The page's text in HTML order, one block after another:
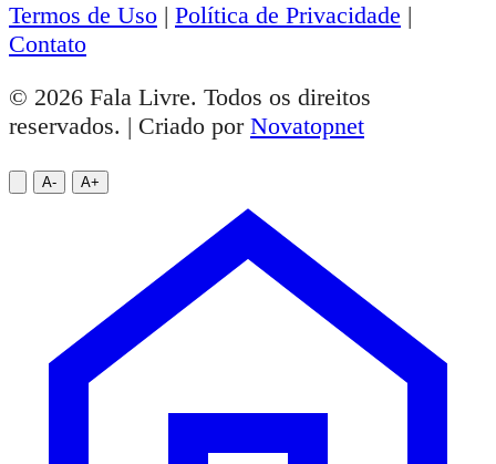
Termos de Uso | Política de Privacidade |
Contato
© 2026 Fala Livre. Todos os direitos
reservados. | Criado por Novatopnet
A- A+